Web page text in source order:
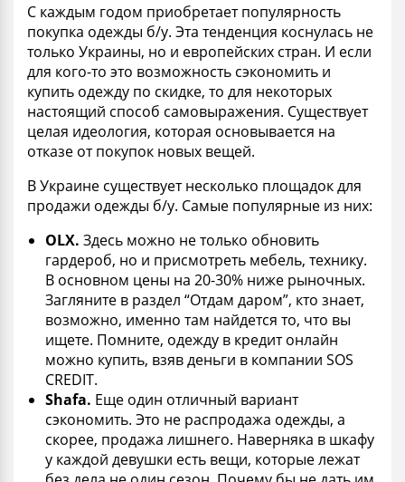
С каждым годом приобретает популярность
покупка одежды б/у. Эта тенденция коснулась не
только Украины, но и европейских стран. И если
для кого-то это возможность сэкономить и
купить одежду по скидке, то для некоторых
настоящий способ самовыражения. Существует
целая идеология, которая основывается на
отказе от покупок новых вещей.
В Украине существует несколько площадок для
продажи одежды б/у. Самые популярные из них:
OLX. Здесь можно не только обновить
гардероб, но и присмотреть мебель, технику.
В основном цены на 20-30% ниже рыночных.
Загляните в раздел “Отдам даром”, кто знает,
возможно, именно там найдется то, что вы
ищете. Помните, одежду в кредит онлайн
можно купить, взяв деньги в компании SOS
CREDIT.
Shafa. Еще один отличный вариант
сэкономить. Это не распродажа одежды, а
скорее, продажа лишнего. Наверняка в шкафу
у каждой девушки есть вещи, которые лежат